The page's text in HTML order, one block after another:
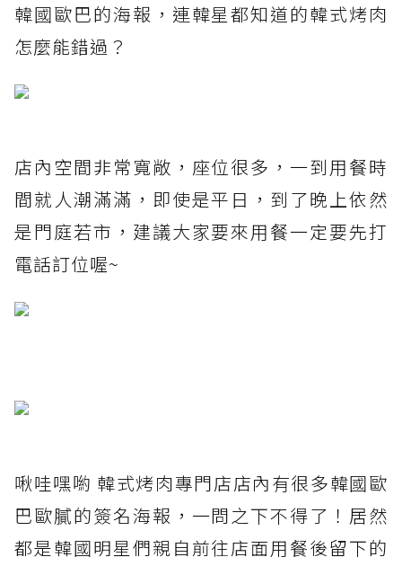
韓國歐巴的海報，連韓星都知道的韓式烤肉
怎麼能錯過？
店內空間非常寬敞，座位很多，一到用餐時
間就人潮滿滿，即使是平日，到了晚上依然
是門庭若市，建議大家要來用餐一定要先打
電話訂位喔~
啾哇嘿喲 韓式烤肉專門店店內有很多韓國歐
巴歐膩的簽名海報，一問之下不得了！居然
都是韓國明星們親自前往店面用餐後留下的